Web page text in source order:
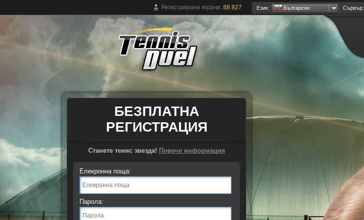
Регистрирани играчи: 88 827 Език: Български Сървър:
БЕЗПЛАТНА
РЕГИСТРАЦИЯ
Станете тенис звезда! Повече информация
Елекронна поща:
Парола: